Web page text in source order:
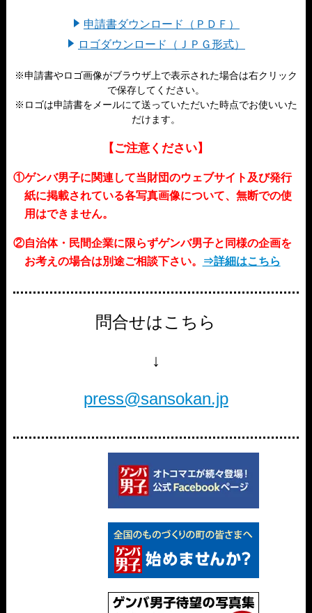
申請書ダウンロード（ＰＤＦ）
ロゴダウンロード（ＪＰＧ形式）
※申請書やロゴ画像がブラウザ上で表示された場合は右クリック
で保存してください。
※ロゴは申請書をメールにて送っていただいた時点でお使いいた
だけます。
【ご注意ください】
①ゲンバ男子に関連して当財団のウェブサイト及び発行
紙に掲載されている各写真画像について、無断での使
用はできません。
②自治体・民間企業に限らずゲンバ男子と同様の企画を
お考えの場合は別途ご相談下さい。
⇒詳細はこちら
問合せはこちら
↓
press@sansokan.jp